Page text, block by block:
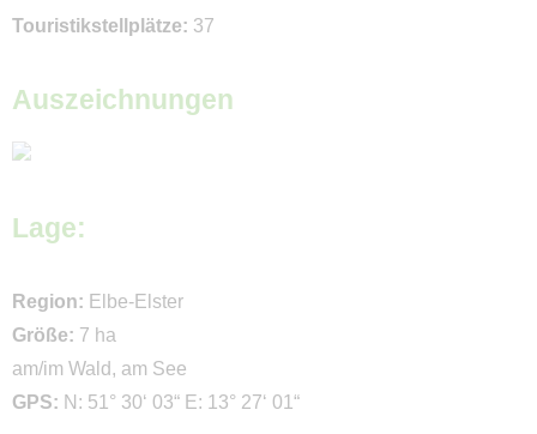
Service
Bestellung Gutscheine
Qualität
Klassifizierte Campingplätze
EcoCampingplätze
Touristikstellplätze: 37
Auszeichnungen
Lage:
Region: Elbe-Elster
Größe: 7 ha
am/im Wald, am See
GPS: N: 51° 30‘ 03“ E: 13° 27‘ 01“